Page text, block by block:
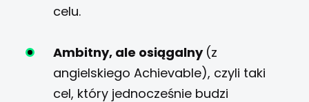
celu.
Ambitny, ale osiągalny (z
angielskiego Achievable), czyli taki
cel, który jednocześnie budzi